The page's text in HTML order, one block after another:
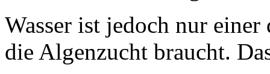
Wasser ist jedoch nur
die Algenzucht braucht.